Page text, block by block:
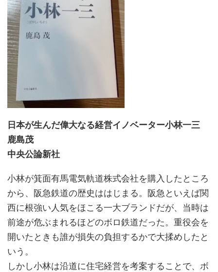
日本が生んだ偉大なる経営イノベーター小林一三
鹿島茂
中央公論新社
小林が箕面有馬電気軌道株式会社を購入したところ
から、阪急鉄道の歴史ははじまる。阪急といえば関
西に根強い人気をほこる一大ブランドだが、当時は
前途が危ぶまれるほどのボロ鉄道だった。重役会を
開いたときも誰が損失の負担するかで大揉めしたと
いう。
しかし小林は沿道に住宅経営を考案することで、ボ